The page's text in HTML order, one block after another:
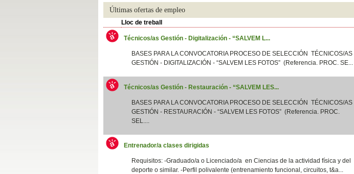
Últimas ofertas de empleo
Lloc de treball
Técnicos/as Gestión - Digitalización - “SALVEM L...
BASES PARA LA CONVOCATORIA PROCESO DE SELECCIÓN TÉCNICOS/AS
GESTIÓN - DIGITALIZACIÓN - “SALVEM LES FOTOS” (Referencia. PROC. SE...
Técnicos/as Gestión - Restauración - “SALVEM LES...
BASES PARA LA CONVOCATORIA PROCESO DE SELECCIÓN TÉCNICOS/AS
GESTIÓN - RESTAURACIÓN - “SALVEM LES FOTOS” (Referencia. PROC.
SEL....
Entrenador/a clases dirigidas
Requisitos: -Graduado/a o Licenciado/a en Ciencias de la actividad física y del
deporte o similar. -Perfil polivalente (entrenamiento funcional, circuitos, t&a...